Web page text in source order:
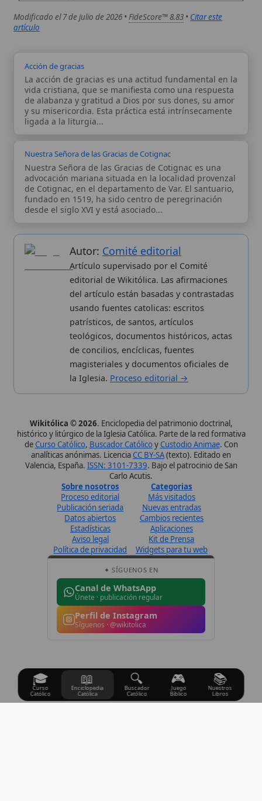
Autor:Comité editorial
usando fuentes catolicas: escritos
patrísticos, de santos, artículos
teológicos, documentos históricos, actas
de concilios, encíclicas, fuentes
magisteriales y documentos oficiales de
Wikitólica © 2026 . Enciclopedia del patrimonio doctrinal,
histórico y litúrgico de la Iglesia Católica. Parte de la red formativa
deCurso Católico,Buscador CatólicoyCustodio Animae. Con
analíticas anónimas. LicenciaCC BY-SA(texto). Editado en
Valencia, España. ISSN: 3101-7339. Bajo el patrocinio de San
Publicación seriada
Datos abiertos
Estadísticas
Aviso legal
Nuevas entradas
Cambios recientes
Aplicaciones
Kit de Prensa
✦ SÍGUENOS EN
Canal de WhatsApp
Únete · publicación regular
Perfil de Instagram
Síguenos · @wikitolica